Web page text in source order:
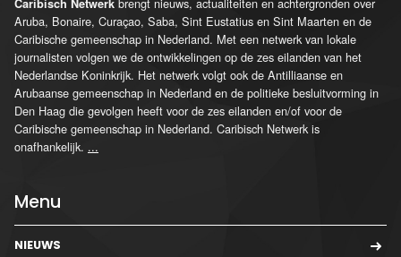
Aruba, Bonaire, Curaçao, Saba, Sint Eustatius en Sint Maarten en de
Caribische gemeenschap in Nederland. Met een netwerk van lokale
journalisten volgen we de ontwikkelingen op de zes eilanden van het
Nederlandse Koninkrijk. Het netwerk volgt ook de Antilliaanse en
Arubaanse gemeenschap in Nederland en de politieke besluitvorming in
Den Haag die gevolgen heeft voor de zes eilanden en/of voor de
Caribische gemeenschap in Nederland. Caribisch Netwerk is
onafhankelijk. ...
Menu
NIEUWS